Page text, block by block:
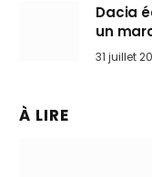
Dacia
un
31 juillet
À LIRE